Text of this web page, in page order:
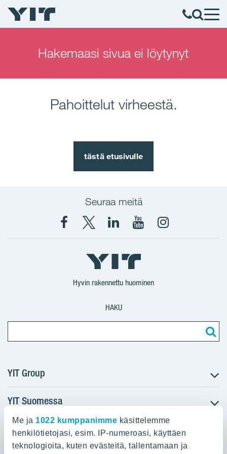
Me ja 1022 kumppanimme käsittelemme
henkilötietojasi, esim. IP-numeroasi, käyttäen
teknologioita, kuten evästeitä, tallentamaan ja
Hakemaasi sivua ei löytynyt
Pahoittelut virheestä.
tästä etusivulle
Seuraa meitä
Facebook
X
YIT
Suomi
YIT
Corporation
YIT
Corporation
Instagram
Hyvin rakennettu huominen
HAKU
YIT Group
Tietoa YIT:stä
Töihin meille
Sijoittajat
Projektit
YIT Suomessa
Myytävät asunnot
Vuokrattavat toimitilat
YIT:n pääkonttori
Panuntie 11, PL 36, 00620 Helsinki